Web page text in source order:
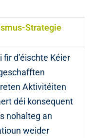
Strategie
d’éischte Kéier
Aktivitéiten
déi konsequent
nohalteg an
weider